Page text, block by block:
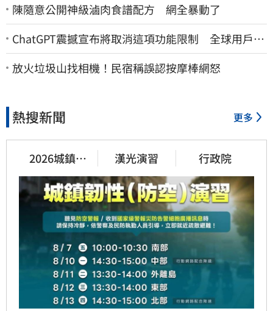
陳隨意公開神級滷肉食譜配方 網全暴動了
ChatGPT震撼宣布將取消這項功能限制 全球用戶即
刻起「免費」用到飽
放火垃圾山找相機！民宿稱誤認按摩棒網怒
熱搜新聞 更多
2026城鎮韌
性演習
漢光演習 行政院